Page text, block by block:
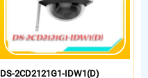
DS-2CD2121G1-IDW1(D)